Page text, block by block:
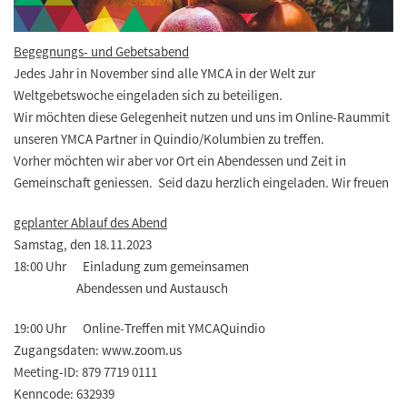
Begegnungs- und Gebetsabend
Jedes Jahr in November sind alle YMCA in der Welt zur
Weltgebetswoche eingeladen sich zu beteiligen.
Wir möchten diese Gelegenheit nutzen und uns im Online-Raummit
unseren YMCA Partner in Quindio/Kolumbien zu treffen.
Vorher möchten wir aber vor Ort ein Abendessen und Zeit in
Gemeinschaft geniessen. Seid dazu herzlich eingeladen. Wir freuen
geplanter Ablauf des Abend
Samstag, den 18.11.2023
18:00 Uhr Einladung zum gemeinsamen
Abendessen und Austausch
19:00 Uhr Online-Treffen mit YMCAQuindio
Zugangsdaten: www.zoom.us
Meeting-ID: 879 7719 0111
Kenncode: 632939